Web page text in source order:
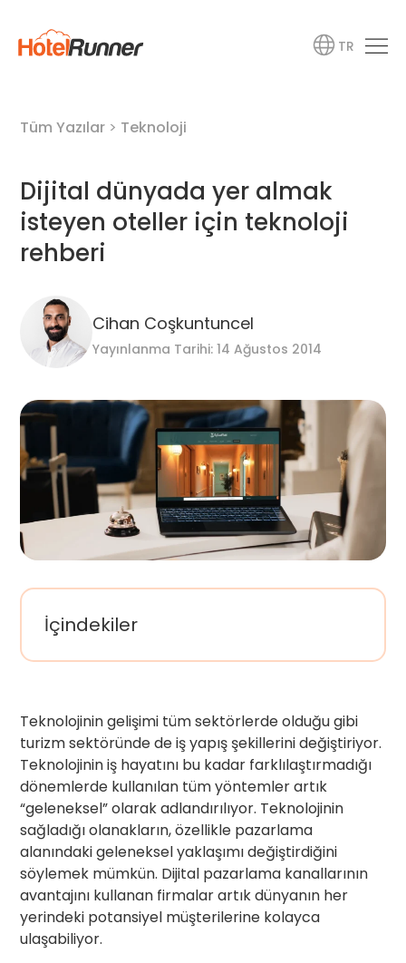
TR
Tüm Yazılar > Teknoloji
Dijital dünyada yer almak
isteyen oteller için teknoloji
rehberi
Cihan Coşkuntuncel
Yayınlanma Tarihi: 14 Ağustos 2014
İçindekiler
Teknolojinin gelişimi tüm sektörlerde olduğu gibi
turizm sektöründe de iş yapış şekillerini değiştiriyor.
Teknolojinin iş hayatını bu kadar farklılaştırmadığı
dönemlerde kullanılan tüm yöntemler artık
“geleneksel” olarak adlandırılıyor. Teknolojinin
sağladığı olanakların, özellikle pazarlama
alanındaki geleneksel yaklaşımı değiştirdiğini
söylemek mümkün. Dijital pazarlama kanallarının
avantajını kullanan firmalar artık dünyanın her
yerindeki potansiyel müşterilerine kolayca
ulaşabiliyor.